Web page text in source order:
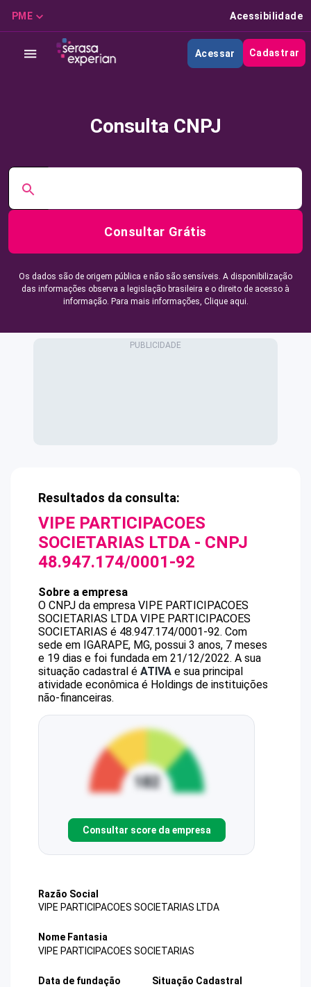
PME Acessibilidade
Acessar Cadastrar
Consulta CNPJ
Consultar Grátis
Os dados são de origem pública e não são sensíveis. A disponibilização
das informações observa a legislação brasileira e o direito de acesso à
informação. Para mais informações, Clique aqui.
Resultados da consulta:
VIPE PARTICIPACOES
SOCIETARIAS LTDA - CNPJ
48.947.174/0001-92
Sobre a empresa
O CNPJ da empresa VIPE PARTICIPACOES
SOCIETARIAS LTDA VIPE PARTICIPACOES
SOCIETARIAS é 48.947.174/0001-92. Com
sede em IGARAPE, MG, possui 3 anos, 7 meses
e 19 dias e foi fundada em 21/12/2022. A sua
situação cadastral é ATIVA e sua principal
atividade econômica é Holdings de instituições
não-financeiras.
Consultar score da empresa
Razão Social
VIPE PARTICIPACOES SOCIETARIAS LTDA
Nome Fantasia
VIPE PARTICIPACOES SOCIETARIAS
Data de fundação
Situação Cadastral